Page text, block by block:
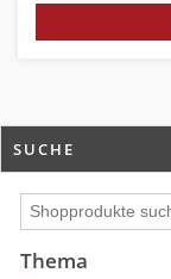
SUCHE
Thema